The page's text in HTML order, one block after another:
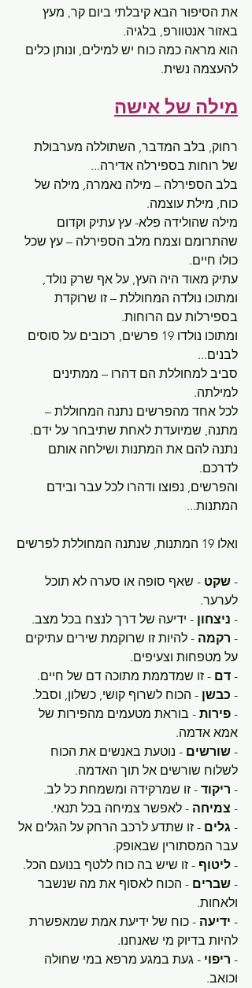
את הסיפור הבא קיבלתי ביום קר, מעץ
באזור אנטוורפ, בלגיה.
הוא מראה כמה כוח יש למילים, ונותן כלים
להעצמה נשית.
מילה של אישה
רחוק, בלב המדבר, השתוללה מערבולת
של רוחות בספירלה אדירה...
בלב הספירלה – מילה נאמרה, מילה של
כוח, מילת עוצמה.
מילה שהולידה פלא- עץ עתיק וקדום
שהתרומם וצמח מלב הספירלה – עץ שכל
כולו חיים.
עתיק מאוד היה העץ, על אף שרק נולד,
ומתוכו נולדה המחוללת – זו שרוקדת
בספירלות עם הרוחות.
ומתוכו נולדו 19 פרשים, רכובים על סוסים
לבנים...
סביב למחוללת הם דהרו – ממתינים
למילתה.
לכל אחד מהפרשים נתנה המחוללת –
מתנה, שמיועדת לאחת שתיבחר על ידם.
נתנה להם את המתנות ושילחה אותם
לדרכם.
והפרשים, נפוצו ודהרו לכל עבר ובידם
המתנות...
ואלו 19 המתנות, שנתנה המחוללת לפרשים
- שקט - שאף סופה או סערה לא תוכל
לערער.
- ניצחון - ידיעה של דרך לנצח בכל מצב.
- רקמה - להיות זו שרוקמת שירים עתיקים
על מטפחות וצעיפים.
- דם - זו שמדממת מתוכה דם של חיים.
- כבשן - הכוח לשרוף קושי, כשלון, וסבל.
- פירות - בוראת מטעמים מהפירות של
אמא אדמה.
- שורשים - נוטעת באנשים את הכוח
לשלוח שורשים אל תוך האדמה.
- ריקוד - זו שמרקידה ומשמחת כל לב.
- צמיחה - לאפשר צמיחה בכל תנאי.
- גלים - זו שתדע לרכב הרחק על הגלים אל
עבר המסתורין שבאופק.
- ליטוף - זו שיש בה כוח ללטף בנועם הכל.
- שברים - הכוח לאסוף את מה שנשבר
ולאחות.
- ידיעה - כוח של ידיעת אמת שמאפשרת
להיות בדיוק מי שאנחנו.
- ריפוי - געת במגע מרפא במי שחולה
וכואב.